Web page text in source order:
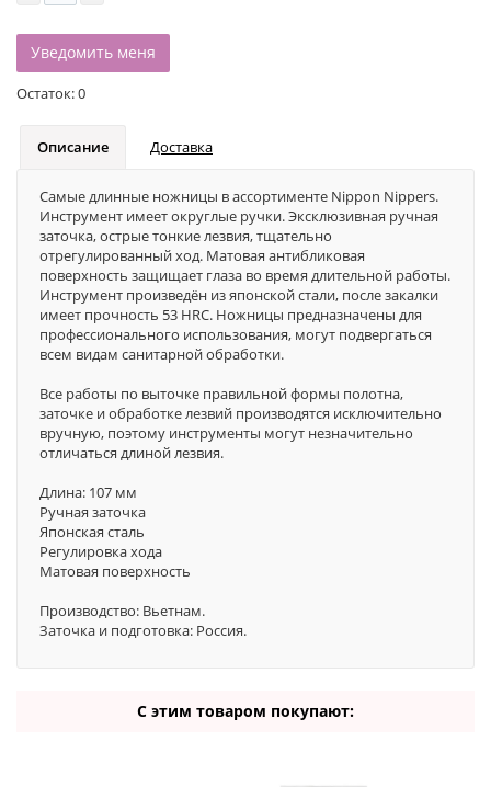
Уведомить меня
Остаток:0
Описание Доставка
Самые длинные ножницы в ассортименте Nippon Nippers.
Инструмент имеет округлые ручки. Эксклюзивная ручная
заточка, острые тонкие лезвия, тщательно
отрегулированный ход. Матовая антибликовая
поверхность защищает глаза во время длительной работы.
Инструмент произведён из японской стали, после закалки
имеет прочность 53 HRC. Ножницы предназначены для
профессионального использования, могут подвергаться
всем видам санитарной обработки.
Все работы по выточке правильной формы полотна,
заточке и обработке лезвий производятся исключительно
вручную, поэтому инструменты могут незначительно
отличаться длиной лезвия.
Длина: 107 мм
Ручная заточка
Японская сталь
Регулировка хода
Матовая поверхность
Производство: Вьетнам.
Заточка и подготовка: Россия.
С этим товаром покупают: